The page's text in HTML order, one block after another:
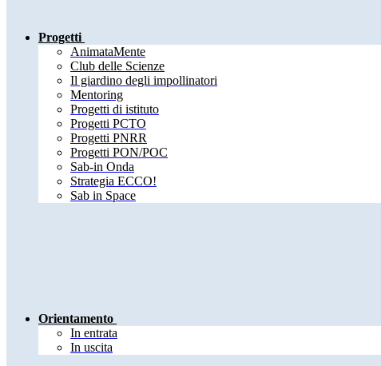
Progetti
AnimataMente
Club delle Scienze
Il giardino degli impollinatori
Mentoring
Progetti di istituto
Progetti PCTO
Progetti PNRR
Progetti PON/POC
Sab-in Onda
Strategia ECCO!
Sab in Space
Orientamento
In entrata
In uscita